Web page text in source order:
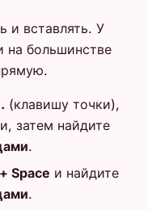
и вставлять. У
на большинстве
(клавишу точки),
затем найдите
.
Space и найдите
.